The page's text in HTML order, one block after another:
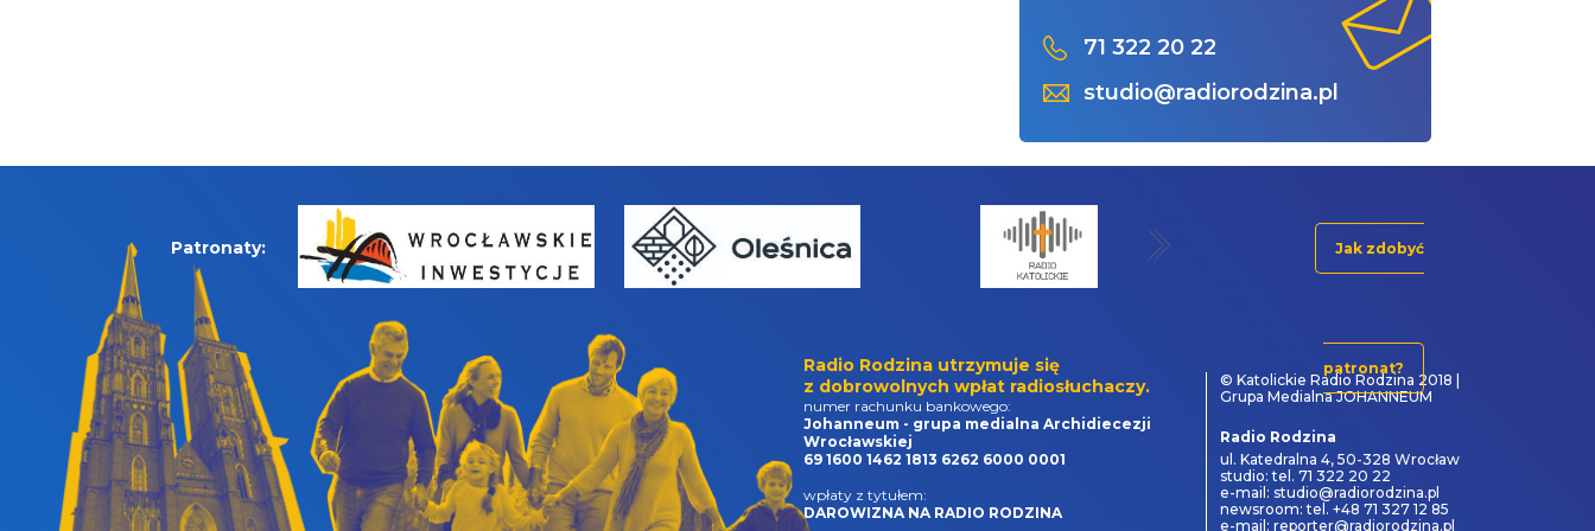
71 322 20 22
studio@radiorodzina.pl
Patronaty: Jak zdobyć
patronat?
Radio Rodzina utrzymuje się
z dobrowolnych wpłat radiosłuchaczy.
numer rachunku bankowego:
Johanneum - grupa medialna Archidiecezji
Wrocławskiej
69 1600 1462 1813 6262 6000 0001
wpłaty z tytułem:
DAROWIZNA NA RADIO RODZINA
© Katolickie Radio Rodzina 2018 |
Grupa Medialna JOHANNEUM
Radio Rodzina
ul. Katedralna 4, 50-328 Wrocław
studio: tel. 71 322 20 22
e-mail: studio@radiorodzina.pl
newsroom: tel. +48 71 327 12 85
e-mail: reporter@radiorodzina.pl